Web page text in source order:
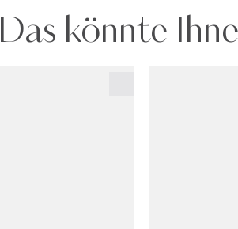
Das könnte